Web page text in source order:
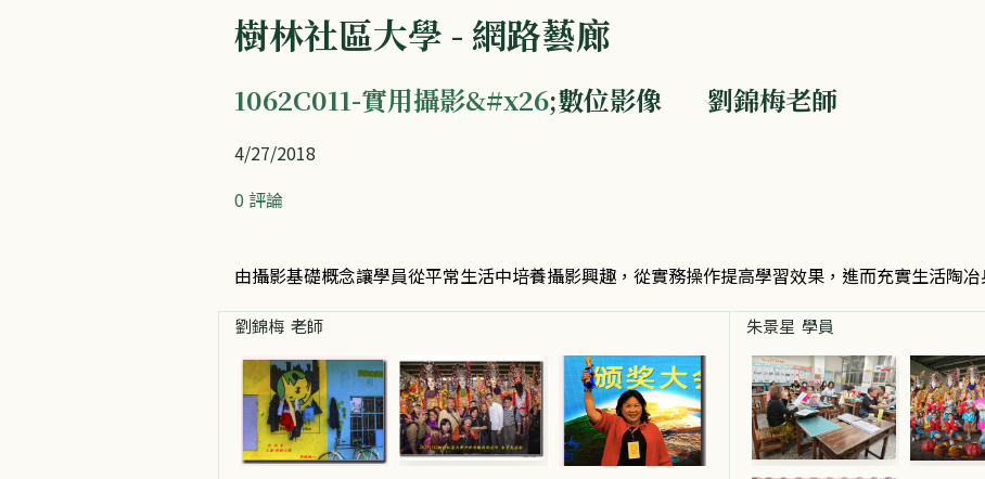
樹林社區大學 - 網路藝廊
1062C011-實用攝影&#x26;數位影像 劉錦梅老師
4/27/2018
0 評論
由攝影基礎概念讓學員從平常生活中培養攝影興趣，從實務操作提高學習效果，進而充實生活陶冶
劉錦梅 老師 朱景星 學員